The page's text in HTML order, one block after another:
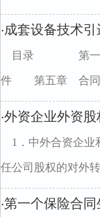
·成套设备技术引
目录 第一章
件 第五章 合同
·外资企业外资股
1．中外合资企业
任公司股权的对外
·第一个保险合